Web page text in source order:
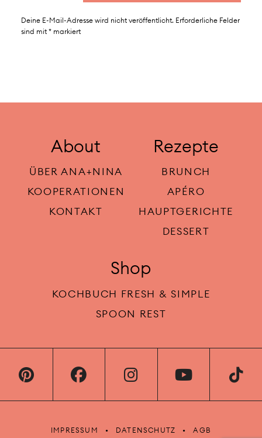
Deine E-Mail-Adresse wird nicht veröffentlicht. Erforderliche Felder
sind mit *markiert
About
ÜBER ANA+NINA
KOOPERATIONEN
KONTAKT
Rezepte
BRUNCH
APÉRO
HAUPTGERICHTE
DESSERT
Shop
KOCHBUCH FRESH & SIMPLE
SPOON REST
IMPRESSUM DATENSCHUTZ AGB